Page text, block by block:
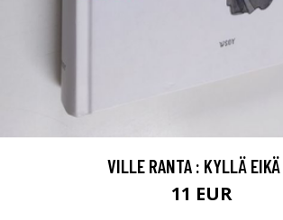
VILLE RANTA : KYLLÄ
11 EUR